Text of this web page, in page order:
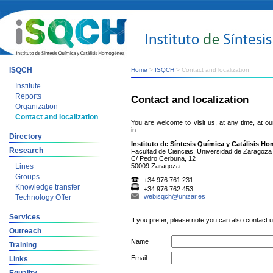
ISQCH
Institute
Reports
Organization
Contact and localization
Directory
Research
Lines
Groups
Knowledge transfer
Technology Offer
Services
Outreach
Training
Links
Home > ISQCH > Contact and localization
Contact and localization
You are welcome to visit us, at any time, at
in:
Instituto de Síntesis Química y Catálisis
Facultad de Ciencias, Universidad de Zaragoza
C/ Pedro Cerbuna, 12
50009 Zaragoza
+34 976 761 231
+34 976 762 453
webisqch@unizar.es
If you prefer, please note you can also contact
Name
Email